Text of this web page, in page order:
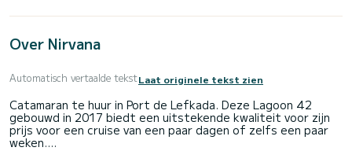
Over Nirvana
Automatisch vertaalde tekstLaat originele tekst zien
Catamaran te huur in Port de Lefkada. Deze Lagoon 42
gebouwd in 2017 biedt een uitstekende kwaliteit voor zijn
prijs voor een cruise van een paar dagen of zelfs een paar
weken.